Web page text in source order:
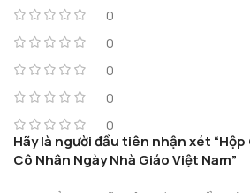
0
0
0
0
0
Hãy là người đầu tiên nhận xét “Hộp
Cô Nhân Ngày Nhà Giáo Việt Nam”